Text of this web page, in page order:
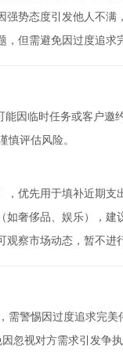
强势态度引发他人不满
但需避免因过度追求
能因临时任务或客户邀
评估风险。
，优先用于填补近期支
如奢侈品、娱乐），建
察市场动态，暂不进
需警惕因过度追求完
忽视对方需求引发争执